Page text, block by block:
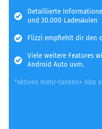
Detaillierte
und 30.000 Ladesäulen
Flizzi empfiehlt dir den
Viele weitere Features
Android Auto uvm.
*aktives mehr-tanken+ Abo